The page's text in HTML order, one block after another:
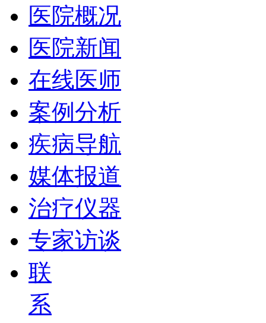
医院概况
医院新闻
在线医师
案例分析
疾病导航
媒体报道
治疗仪器
专家访谈
联
系